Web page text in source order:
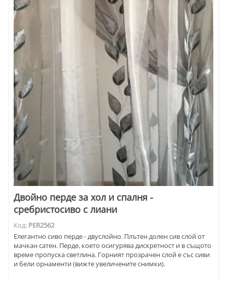
Двойно перде за хол и спалня -
сребристосиво с лиани
Код: PER2562
Елегантно сиво перде - двуслойно. Плътен долен сив слой от
мачкан сатен. Перде, което осигурява дискретност и в същото
време пропуска светлина. Горният прозрачен слой е със сиви
и бели орнаменти (вижте увеличените снимки).